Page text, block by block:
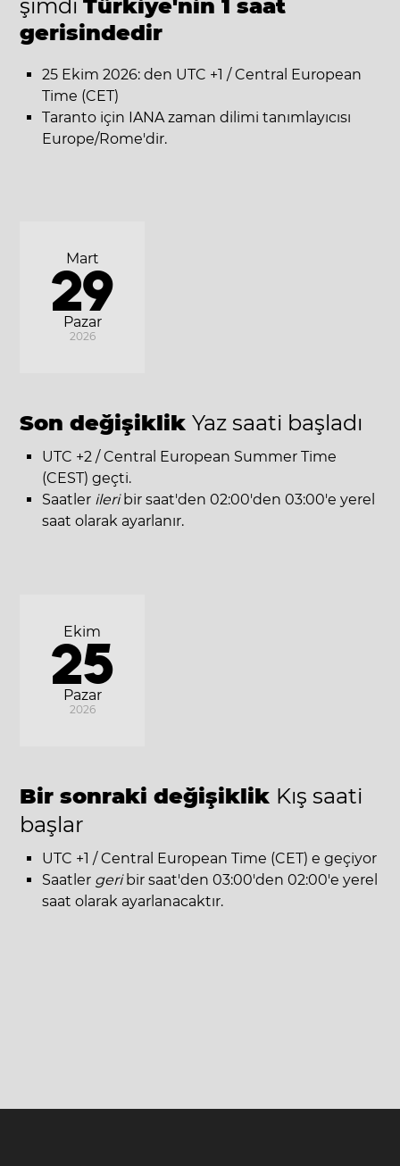
şimdi Türkiye'nin 1 saat
gerisindedir
25 Ekim 2026: den UTC +1 / Central European
Time (CET)
Taranto için IANA zaman dilimi tanımlayıcısı
Europe/Rome'dir.
Pazar
Mart
29
2026
Son değişiklikYaz saati başladı
UTC +2 / Central European Summer Time
(CEST) geçti.
Saatler ileribir saat'den 02:00'den 03:00'e yerel
saat olarak ayarlanır.
Pazar
Ekim
25
2026
Bir sonraki değişiklik Kış saati
başlar
UTC +1 / Central European Time (CET) e geçiyor
Saatler geribir saat'den 03:00'den 02:00'e yerel
saat olarak ayarlanacaktır.